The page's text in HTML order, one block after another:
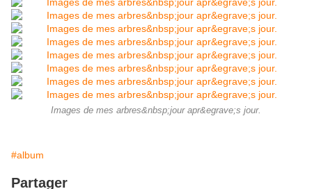
Images de mes arbres&nbsp;jour apr&egrave;s jour.
#album
Partager